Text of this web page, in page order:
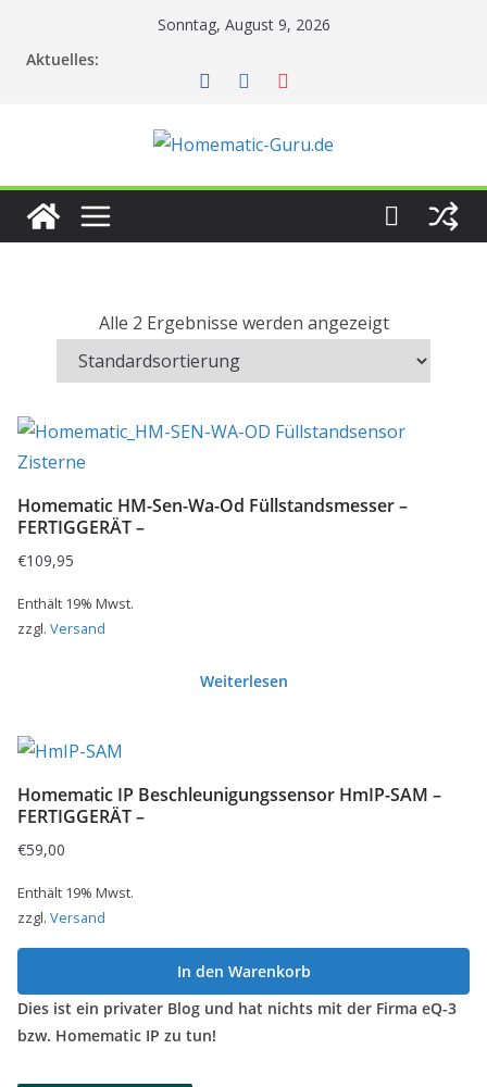
Sonntag, August 9, 2026
Aktuelles:
Alle 2 Ergebnisse werden angezeigt
Homematic HM-Sen-Wa-Od Füllstandsmesser –
FERTIGGERÄT –
€109,95
Enthält 19% Mwst.
zzgl. Versand
Weiterlesen
Homematic IP Beschleunigungssensor HmIP-SAM –
FERTIGGERÄT –
€59,00
Enthält 19% Mwst.
zzgl. Versand
In den Warenkorb
Dies ist ein privater Blog und hat nichts mit der Firma eQ-3
bzw. Homematic IP zu tun!